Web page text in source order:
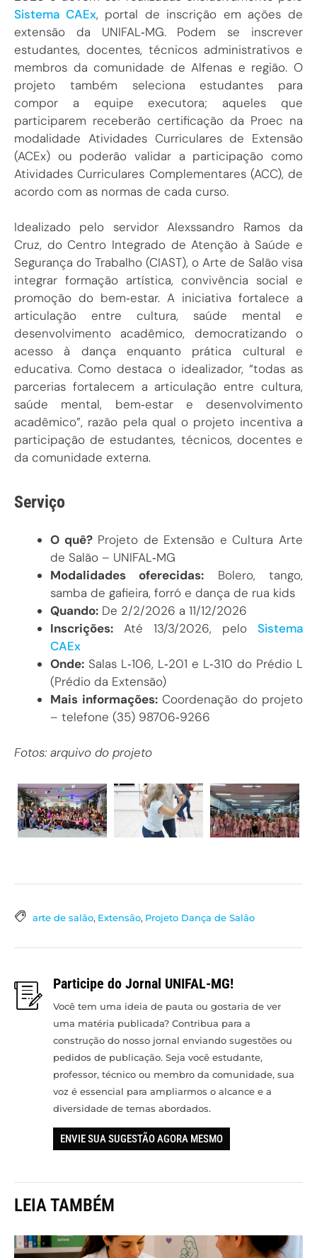
Sistema CAEx, portal de inscrição em ações de
extensão da UNIFAL‑MG. Podem se inscrever
estudantes, docentes, técnicos administrativos e
membros da comunidade de Alfenas e região. O
projeto também seleciona estudantes para
compor a equipe executora; aqueles que
participarem receberão certificação da Proec na
modalidade Atividades Curriculares de Extensão
(ACEx) ou poderão validar a participação como
Atividades Curriculares Complementares (ACC), de
acordo com as normas de cada curso.
Idealizado pelo servidor Alexssandro Ramos da
Cruz, do Centro Integrado de Atenção à Saúde e
Segurança do Trabalho (CIAST), o Arte de Salão visa
integrar formação artística, convivência social e
promoção do bem‑estar. A iniciativa fortalece a
articulação entre cultura, saúde mental e
desenvolvimento acadêmico, democratizando o
acesso à dança enquanto prática cultural e
educativa. Como destaca o idealizador, “todas as
parcerias fortalecem a articulação entre cultura,
saúde mental, bem‑estar e desenvolvimento
acadêmico”, razão pela qual o projeto incentiva a
participação de estudantes, técnicos, docentes e
da comunidade externa.
Serviço
O quê?Projeto de Extensão e Cultura Arte
de Salão – UNIFAL‑MG
Modalidades oferecidas: Bolero, tango,
samba de gafieira, forró e dança de rua kids
Quando: De 2/2/2026 a 11/12/2026
Inscrições: Até 13/3/2026, pelo Sistema
CAEx
Onde: Salas L‑106, L‑201 e L‑310 do Prédio L
(Prédio da Extensão)
Mais informações:Coordenação do projeto
– telefone (35) 98706‑9266
Fotos: arquivo do projeto
arte de salão, Extensão, Projeto Dança de Salão
Participe do Jornal UNIFAL-MG!
Você tem uma ideia de pauta ou gostaria de ver
uma matéria publicada? Contribua para a
construção do nosso jornal enviando sugestões ou
pedidos de publicação. Seja você estudante,
professor, técnico ou membro da comunidade, sua
voz é essencial para ampliarmos o alcance e a
diversidade de temas abordados.
ENVIE SUA SUGESTÃO AGORA MESMO
LEIA TAMBÉM